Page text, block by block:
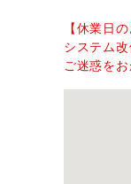
【休業日
システム
ご迷惑を